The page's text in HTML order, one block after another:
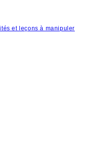
et leçons à manipuler